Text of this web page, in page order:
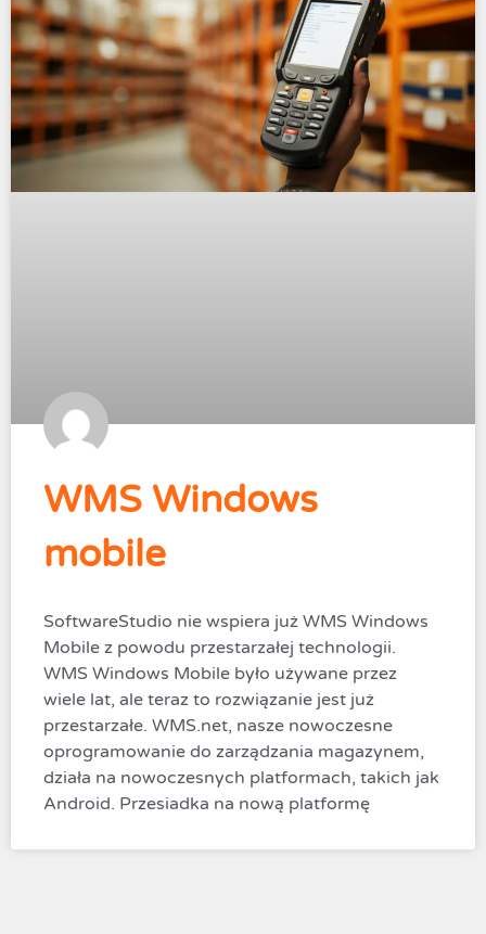
WMS Windows
mobile
SoftwareStudio nie wspiera już WMS Windows
Mobile z powodu przestarzałej technologii.
WMS Windows Mobile było używane przez
wiele lat, ale teraz to rozwiązanie jest już
przestarzałe. WMS.net, nasze nowoczesne
oprogramowanie do zarządzania magazynem,
działa na nowoczesnych platformach, takich jak
Android. Przesiadka na nową platformę